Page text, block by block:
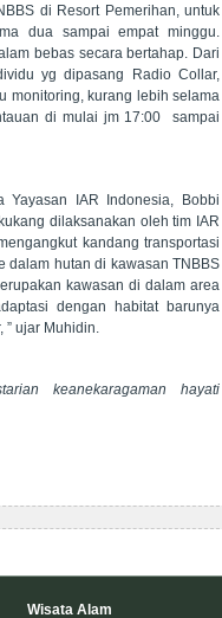
di Resort Pemerihan, untuk
dua sampai empat minggu.
bebas secara bertahap. Dari
yg dipasang Radio Collar,
monitoring, kurang lebih selama
di mulai jm 17:00 sampai
Yayasan IAR Indonesia, Bobbi
dilaksanakan oleh tim IAR
kandang transportasi
dalam hutan di kawasan TNBBS
kawasan di dalam area
dengan habitat barunya
” ujar Muhidin.
keanekaragaman hayati
Wisata Alam